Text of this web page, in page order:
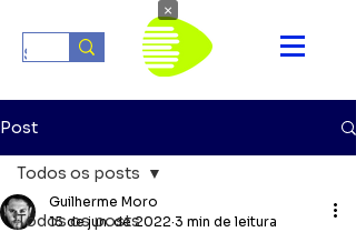
Post
Todos os posts
Todos os posts
Guilherme Moro
15 de jun. de 2022 3 min de leitura
×